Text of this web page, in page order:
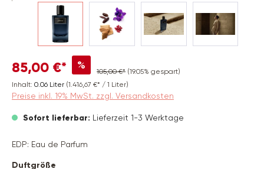
85,00 €* % 105,00 €* (19.05% gespart)
Inhalt: 0.06 Liter (1.416,67 €* / 1 Liter)
Preise inkl. 19% MwSt. zzgl. Versandkosten
Sofort lieferbar: Lieferzeit 1-3 Werktage
EDP: Eau de Parfum
Duftgröße